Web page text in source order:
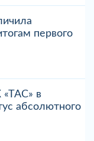
первого
«ТАС» в
абсолютного